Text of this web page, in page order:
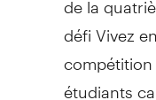
défi Vivez
étudiants